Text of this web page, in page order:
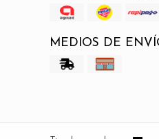
MEDIOS DE